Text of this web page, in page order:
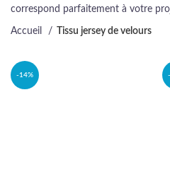
correspond parfaitement à votre
Accueil Tissu jersey de velours
-14%